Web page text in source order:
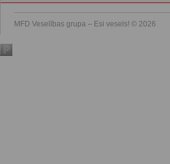
MFD Veselības grupa – Esi vesels! © 2026